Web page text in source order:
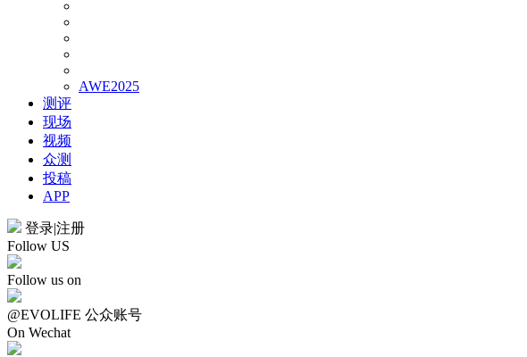
AWE2025
测评
现场
视频
众测
投稿
APP
登录|注册
Follow US
Follow us on
@EVOLIFE 公众账号
On Wechat